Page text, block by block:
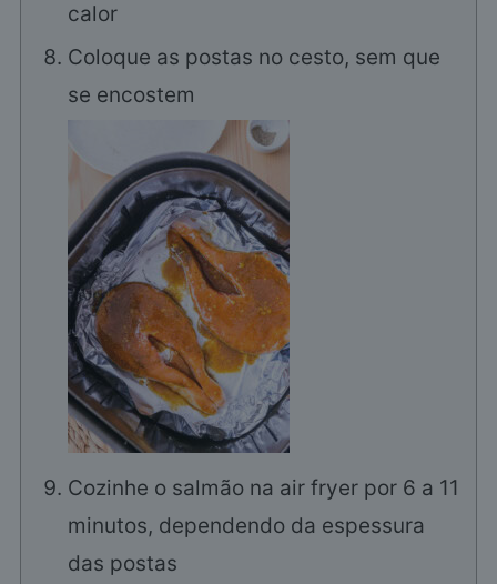
calor
Coloque as postas no cesto, sem que
se encostem
Cozinhe o salmão na air fryer por 6 a 11
minutos, dependendo da espessura
das postas